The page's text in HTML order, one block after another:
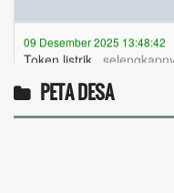
Token listrik...
Pulsa gratis ...
PETA DESA